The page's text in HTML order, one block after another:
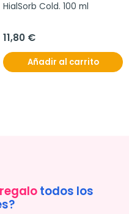
HialSorb Cold. 100 ml
11,80 €
Añadir al carrito
regalotodos los